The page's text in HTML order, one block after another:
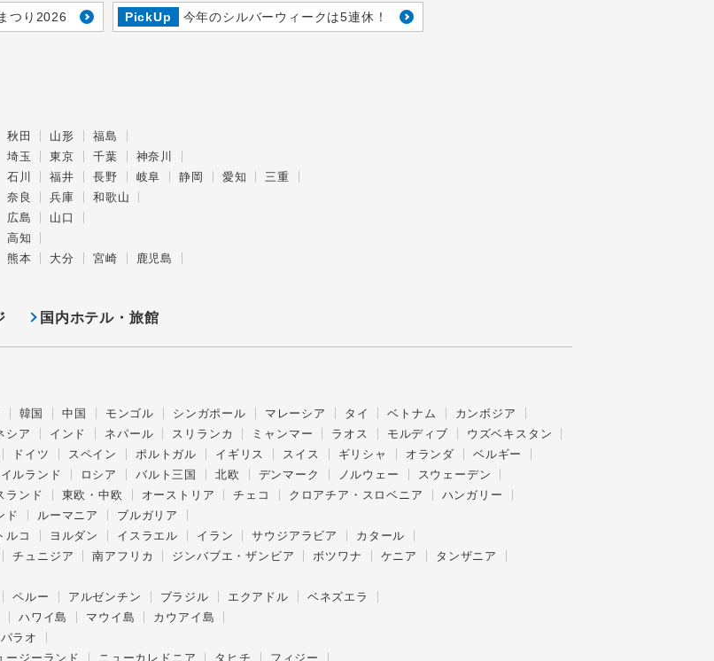
つり2026 PickUp 今年のシルバーウィークは5連休！
秋田 山形
福島
埼玉 東京 千葉
神奈川
石川 福井 長野 岐阜 静岡 愛知
三重
奈良 兵庫
和歌山
広島
山口
高知
熊本 大分 宮崎
鹿児島
国内ホテル・旅館
韓国 中国 モンゴル シンガポール マレーシア タイ ベトナム
カンボジア
シア インド ネパール スリランカ ミャンマー ラオス モルディブ
ウズベキスタン
ドイツ スペイン ポルトガル イギリス スイス ギリシャ オランダ
ベルギー
ルランド ロシア バルト三国 北欧 デンマーク ノルウェー
スウェーデン
ランド 東欧・中欧 オーストリア チェコ クロアチア・スロベニア
ハンガリー
ド ルーマニア
ブルガリア
ルコ ヨルダン イスラエル イラン サウジアラビア
カタール
チュニジア 南アフリカ ジンバブエ・ザンビア ボツワナ ケニア
タンザニア
ペルー アルゼンチン ブラジル エクアドル
ベネズエラ
ハワイ島 マウイ島
カウアイ島
パラオ
ージーランド ニューカレドニア タヒチ フィジー